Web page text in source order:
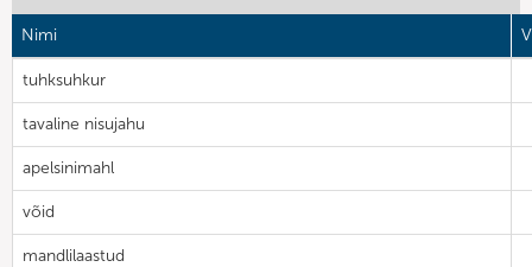
Nimi
tuhksuhkur
tavaline nisujahu
apelsinimahl
võid
mandlilaastud